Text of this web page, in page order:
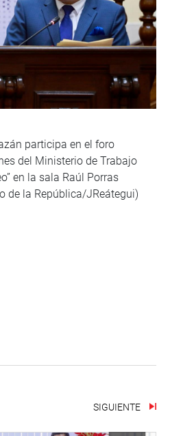
participa en el foro
del Ministerio de Trabajo
en la sala Raúl Porras
de la República/JReátegui)
SIGUIENTE